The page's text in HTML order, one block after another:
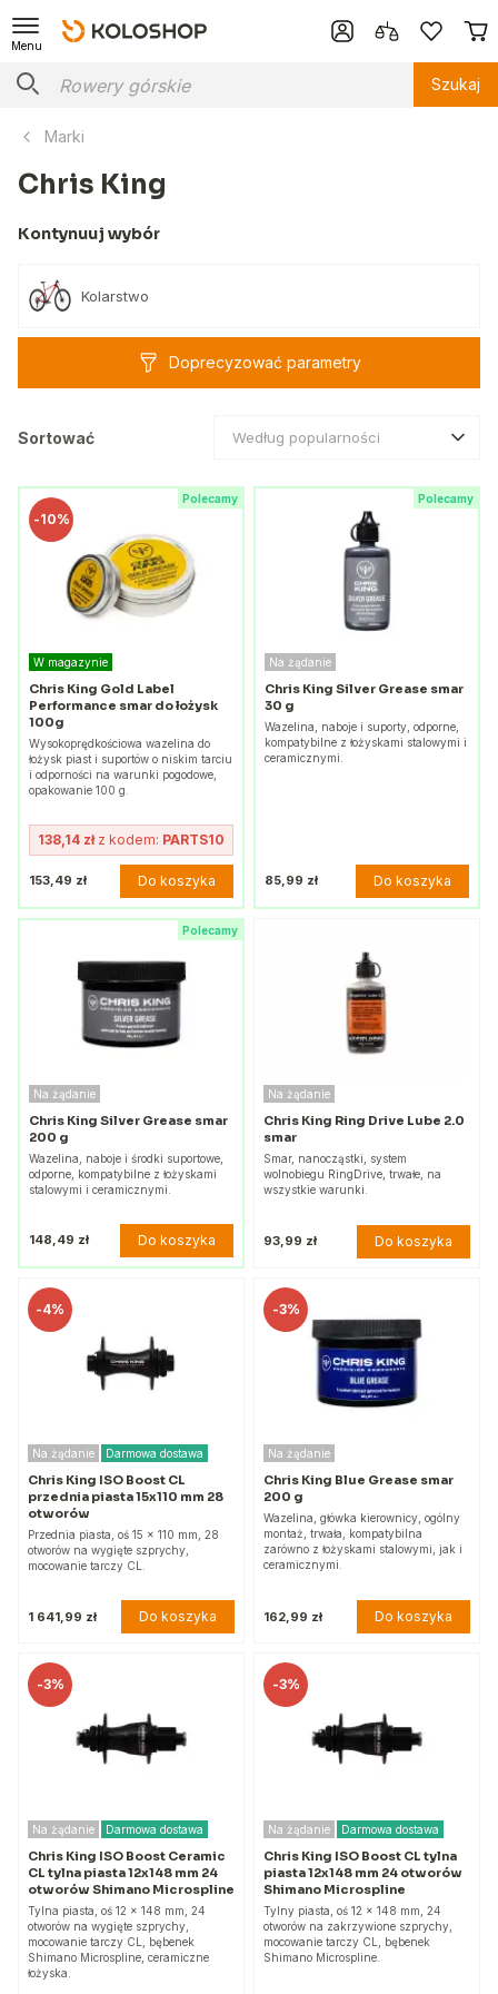
Menu
Szukaj
Marki
Chris King
Kontynuuj wybór
Kolarstwo
Doprecyzować parametry
Sortować Według popularności
Polecamy
-10%
W magazynie
Chris King Gold Label
Performance smar do łożysk
100g
Wysokoprędkościowa wazelina do
łożysk piast i suportów o niskim tarciu
i odporności na warunki pogodowe,
opakowanie 100 g.
138,14 złz kodem: PARTS10
153,49 zł Do koszyka
Polecamy
Na żądanie
Chris King Silver Grease smar
30 g
Wazelina, naboje i suporty, odporne,
kompatybilne z łożyskami stalowymi i
ceramicznymi.
85,99 zł Do koszyka
Polecamy
Na żądanie
Chris King Silver Grease smar
200 g
Wazelina, naboje i środki suportowe,
odporne, kompatybilne z łożyskami
stalowymi i ceramicznymi.
148,49 zł Do koszyka
Na żądanie
Chris King Ring Drive Lube 2.0
smar
Smar, nanocząstki, system
wolnobiegu RingDrive, trwałe, na
wszystkie warunki.
93,99 zł Do koszyka
-4%
Na żądanie Darmowa dostawa
Chris King ISO Boost CL
przednia piasta 15x110 mm 28
otworów
Przednia piasta, oś 15 x 110 mm, 28
otworów na wygięte szprychy,
mocowanie tarczy CL.
1 641,99 zł Do koszyka
-3%
Na żądanie
Chris King Blue Grease smar
200 g
Wazelina, główka kierownicy, ogólny
montaż, trwała, kompatybilna
zarówno z łożyskami stalowymi, jak i
ceramicznymi.
162,99 zł Do koszyka
-3%
Na żądanie Darmowa dostawa
Chris King ISO Boost Ceramic
CL tylna piasta 12x148 mm 24
otworów Shimano Microspline
Tylna piasta, oś 12 x 148 mm, 24
otworów na wygięte szprychy,
mocowanie tarczy CL, bębenek
Shimano Microspline, ceramiczne
łożyska.
-3%
Na żądanie Darmowa dostawa
Chris King ISO Boost CL tylna
piasta 12x148 mm 24 otworów
Shimano Microspline
Tylny piasta, oś 12 x 148 mm, 24
otworów na zakrzywione szprychy,
mocowanie tarczy CL, bębenek
Shimano Microspline.